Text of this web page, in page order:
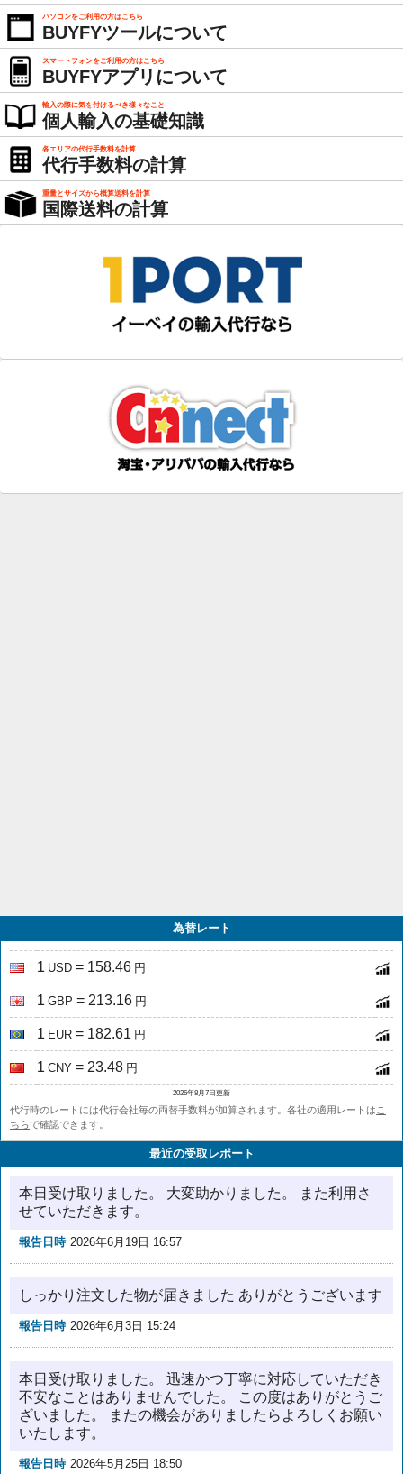
パソコンをご利用の方はこちら
BUYFYツールについて
スマートフォンをご利用の方はこちら
BUYFYアプリについて
輸入の際に気を付けるべき様々なこと
個人輸入の基礎知識
各エリアの代行手数料を計算
代行手数料の計算
重量とサイズから概算送料を計算
国際送料の計算
為替レート
1 USD = 158.46 円
1 GBP = 213.16 円
1 EUR = 182.61 円
1 CNY = 23.48 円
2026年8月7日更新
代行時のレートには代行会社毎の両替手数料が加算されます。各社の適用レートは こ
ちらで確認できます。
最近の受取レポート
本日受け取りました。 大変助かりました。 また利用さ
せていただきます。
報告日時 2026年6月19日 16:57
しっかり注文した物が届きました ありがとうございます
報告日時 2026年6月3日 15:24
本日受け取りました。 迅速かつ丁寧に対応していただき
不安なことはありませんでした。 この度はありがとうご
ざいました。 またの機会がありましたらよろしくお願い
いたします。
報告日時 2026年5月25日 18:50